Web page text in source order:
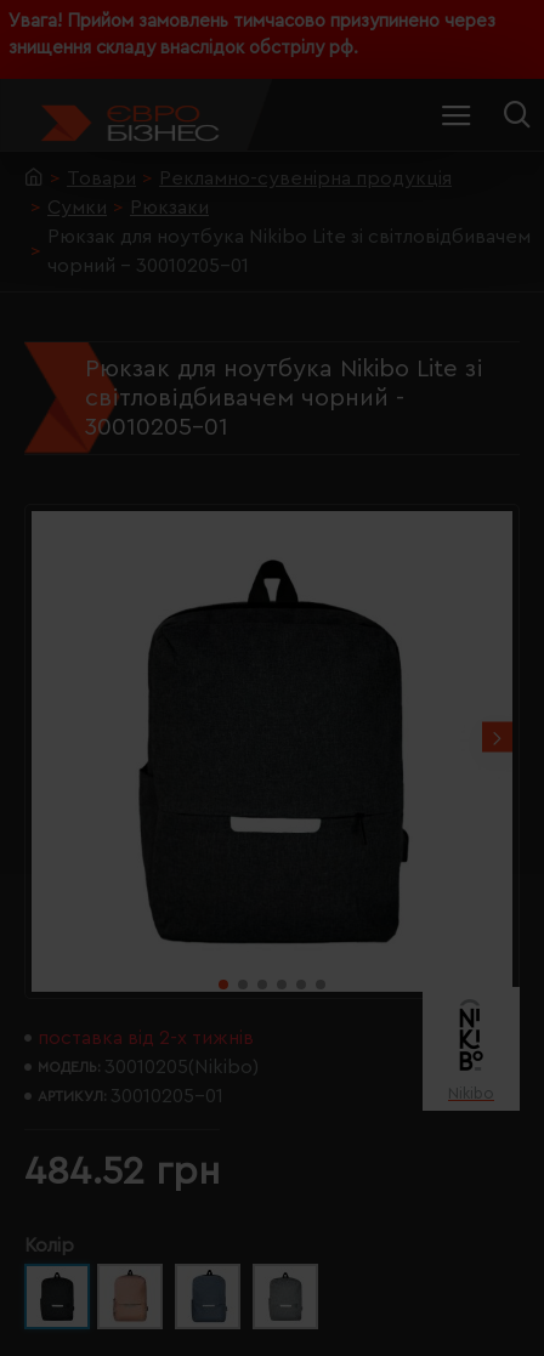
Увага! Прийом замовлень тимчасово призупинено через
знищення складу внаслідок обстрілу рф.
Товари
Рекламно-сувенірна продукція
Сумки
Рюкзаки
Рюкзак для ноутбука Nikibo Lite зі світловідбивачем
чорний - 30010205-01
Рюкзак для ноутбука Nikibo Lite зі
світловідбивачем чорний -
30010205-01
поставка від 2-х тижнів
МОДЕЛЬ: 30010205(Nikibo)
АРТИКУЛ: 30010205-01 Nikibo
484.52 грн
Колір